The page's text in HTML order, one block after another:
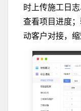
时上传施工日
查看项目进度
动客户对接，